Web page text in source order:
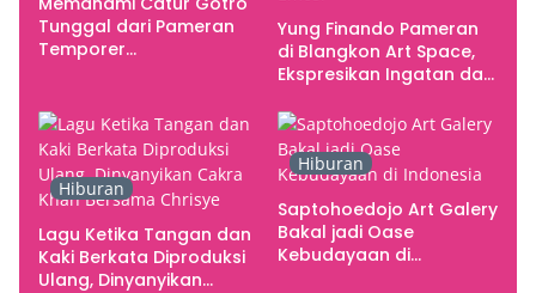
Tunggal dari Pameran
Temporer
Yung Finando Pameran
di Blangkon Art Space,
Ekspresikan Ingatan dan
Hiburan
Lagu Ketika Tangan dan
Kaki Berkata Diproduksi
Ulang, Dinyanyikan
Hiburan
Saptohoedojo Art Galery
Bakal jadi Oase
Kebudayaan di